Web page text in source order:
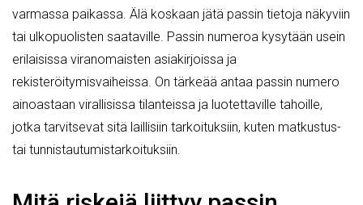
varmassa paikassa. Älä koskaan jätä passin tietoja näkyviin
tai ulkopuolisten saataville. Passin numeroa kysytään usein
erilaisissa viranomaisten asiakirjoissa ja
rekisteröitymisvaiheissa. On tärkeää antaa passin numero
ainoastaan virallisissa tilanteissa ja luotettaville tahoille,
jotka tarvitsevat sitä laillisiin tarkoituksiin, kuten matkustus-
tai tunnistautumistarkoituksiin.